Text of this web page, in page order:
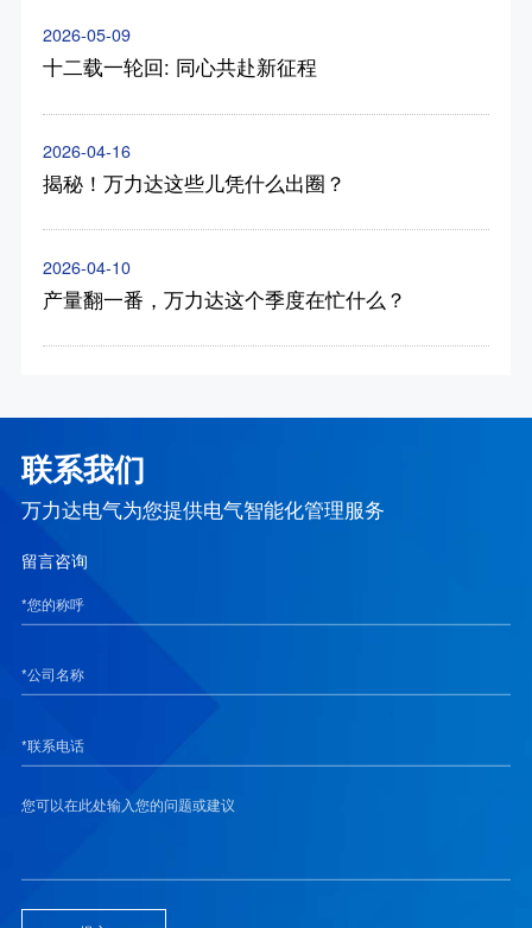
2026-05-09
十二载一轮回: 同心共赴新征程
2026-04-16
揭秘！万力达这些儿凭什么出圈？
2026-04-10
产量翻一番，万力达这个季度在忙什么？
联系我们
万力达电气为您提供电气智能化管理服务
留言咨询